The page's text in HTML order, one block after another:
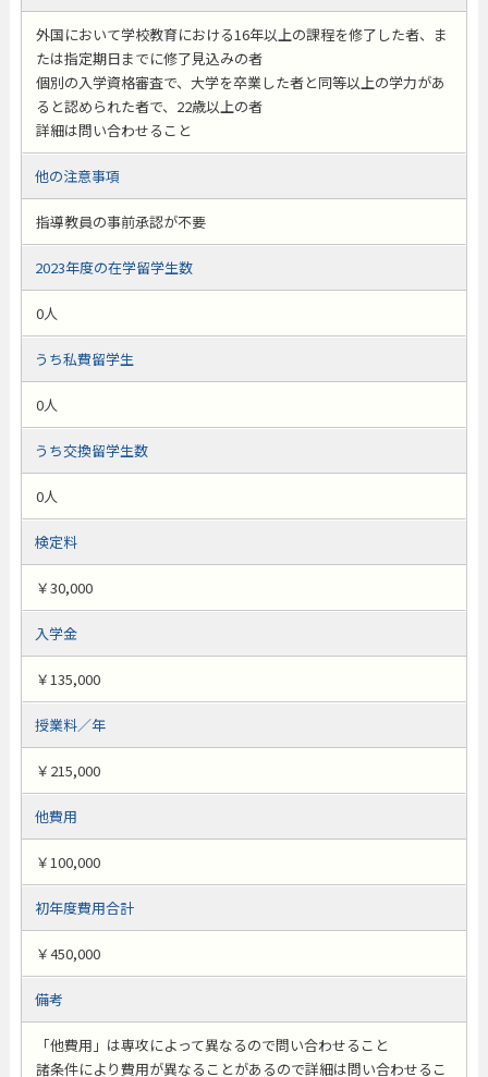
外国において学校教育における16年以上の課程を修了した者、ま
たは指定期日までに修了見込みの者
個別の入学資格審査で、大学を卒業した者と同等以上の学力があ
ると認められた者で、22歳以上の者
詳細は問い合わせること
他の注意事項
指導教員の事前承認が不要
2023年度の在学留学生数
0人
うち私費留学生
0人
うち交換留学生数
0人
検定料
￥30,000
入学金
￥135,000
授業料／年
￥215,000
他費用
￥100,000
初年度費用合計
￥450,000
備考
「他費用」は専攻によって異なるので問い合わせること
諸条件により費用が異なることがあるので詳細は問い合わせるこ